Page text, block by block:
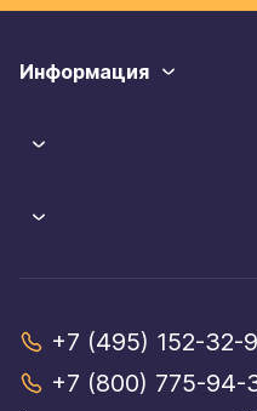
Информация
+7 (495) 152-32-
+7 (800) 775-94-